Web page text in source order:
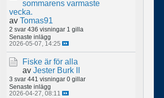
sommarens varmaste
vecka.
av Tomas91
2 svar 436 visningar 1 gilla
Senaste inlägg
2026-05-07, 14:25
Fiske är för alla
av Jester Burk II
3 svar 441 visningar 0 gillar
Senaste inlägg
2026-04-27, 08:11